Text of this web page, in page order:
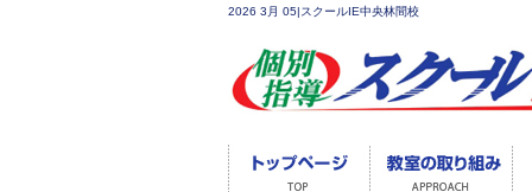
2026 3月 05|スクールIE中央林間校